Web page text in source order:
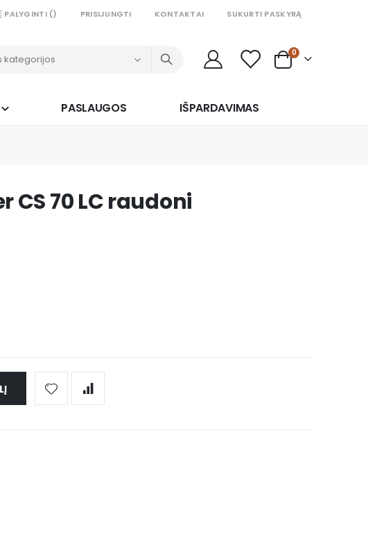
PALYGINTI () PRISIJUNGTI KONTAKTAI SUKURTI PASKYRĄ
Cart
0prekės
PASLAUGOS IŠPARDAVIMAS
CS 70 LC raudoni